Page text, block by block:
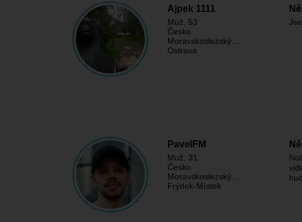
Ajpek 1111
Muž , 53
Česko
Moravskoslezský…
Ostrava
PavelFM
Muž , 31
Česko
Moravskoslezský…
Frýdek-Místek